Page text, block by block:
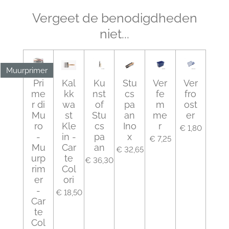
Vergeet de benodigdheden
niet...
Muurprimer
Pri
me
r di
Mu
ro
-
Mu
urp
rim
er
-
Car
te
Col
Kal
kk
wa
st
Kle
in -
Car
te
Col
ori
€ 18,50
Ku
nst
of
Stu
cs
pa
an
€ 36,30
Stu
cs
pa
an
Ino
x
€ 32,65
Ver
fe
m
me
r
€ 7,25
Ver
fro
ost
er
€ 1,80